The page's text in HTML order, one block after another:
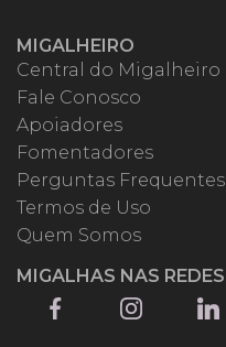
MIGALHEIRO
Central do Migalheiro
Fale Conosco
Apoiadores
Fomentadores
Perguntas Frequentes
Termos de Uso
Quem Somos
MIGALHAS NAS REDES